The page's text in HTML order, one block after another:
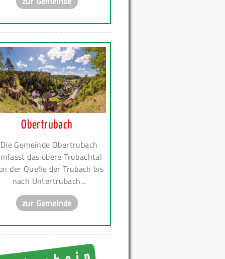
Obertrubach
Die Gemeinde Obertrubach
das obere Trubachtal
der Quelle der Trubach bis
nach Untertrubach...
zur Gemeinde